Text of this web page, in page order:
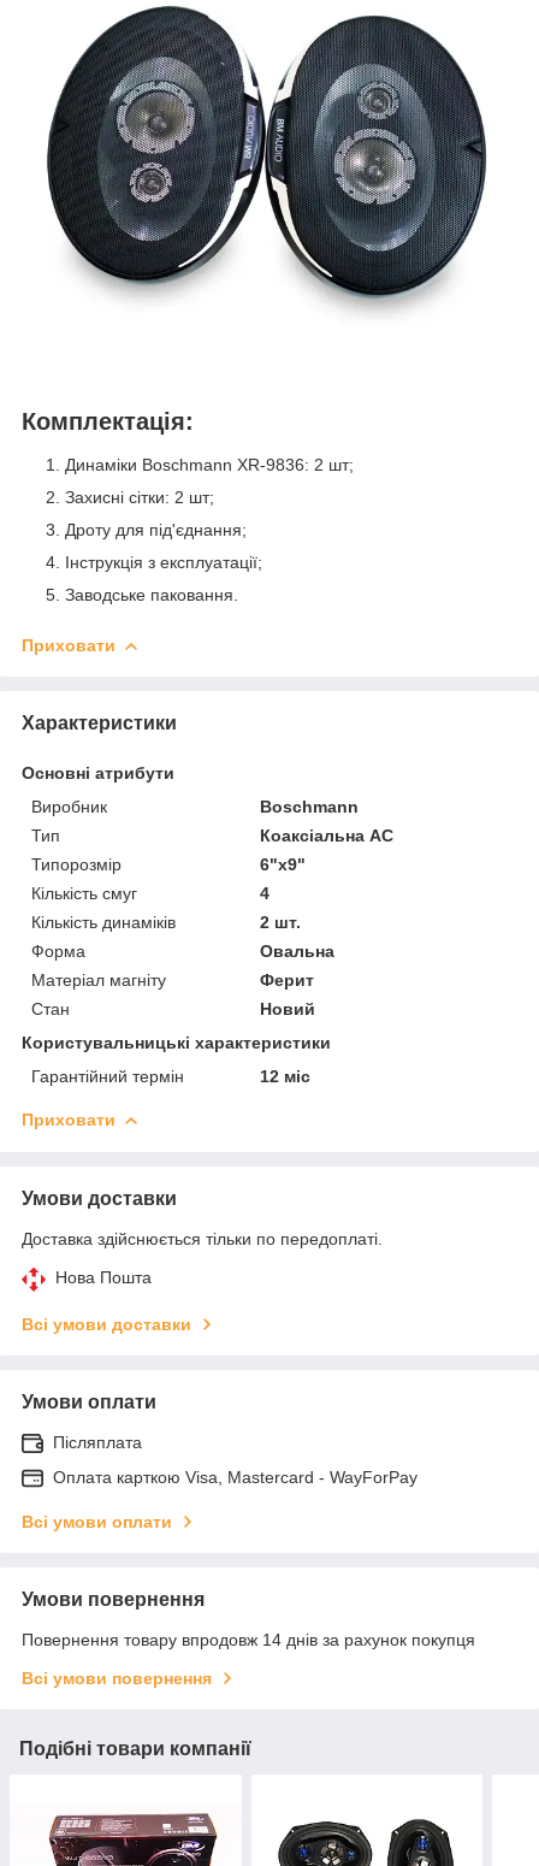
Комплектація:
Динаміки Boschmann XR-9836: 2 шт;
Захисні сітки: 2 шт;
Дроту для під'єднання;
Інструкція з експлуатації;
Заводське паковання.
Приховати
Характеристики
Основні атрибути
Виробник
Boschmann
Тип
Коаксіальна АС
Типорозмір
6"х9"
Кількість смуг
4
Кількість динаміків
2 шт.
Форма
Овальна
Матеріал магніту
Ферит
Стан
Новий
Користувальницькі характеристики
Гарантійний термін
12 міс
Приховати
Умови доставки
Доставка здійснюється тільки по передоплаті.
Нова Пошта
Всі умови доставки
Умови оплати
Післяплата
Оплата карткою Visa, Mastercard - WayForPay
Всі умови оплати
Умови повернення
Повернення товару впродовж 14 днів за рахунок покупця
Всі умови повернення
Подібні товари компанії